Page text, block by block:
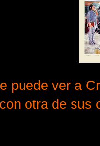
puede ver a
otra de sus